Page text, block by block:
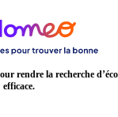
rendre la recherche
efficace.